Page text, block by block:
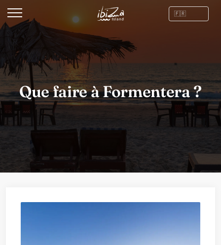
Que faire à Formentera ?